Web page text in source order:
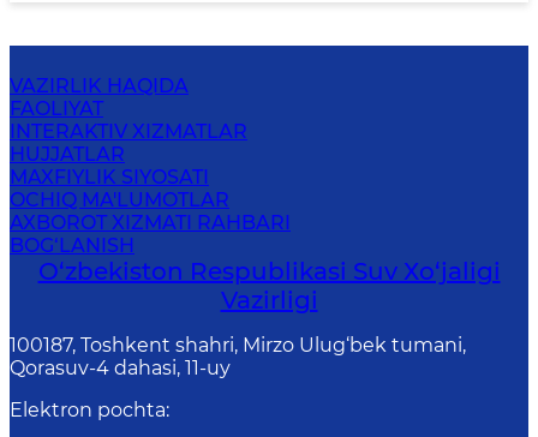
VAZIRLIK HAQIDA
FAOLIYAT
INTERAKTIV XIZMATLAR
HUJJATLAR
MAXFIYLIK SIYOSATI
OCHIQ MA'LUMOTLAR
AXBOROT XIZMATI RAHBARI
BOG‘LANISH
O‘zbekiston Respublikasi Suv Хo‘jaligi
Vazirligi
100187, Toshkent shahri, Mirzo Ulug‘bek tumani,
Qorasuv-4 dahasi, 11-uy
Elektron pochta: